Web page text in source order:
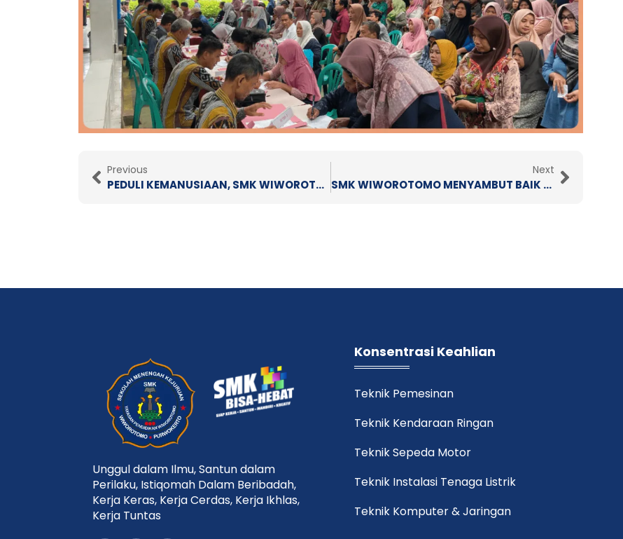
Prev
Previous
PEDULI KEMANUSIAAN, SMK WIWOROTOMO MENGADAKAN KEGIATAN DONOR DARAH
Next
SMK WIWOROTOMO MENYAMBUT BAIK PROGRAM MAKAN BERGIZI GRATIS
Unggul dalam Ilmu, Santun dalam
Perilaku, Istiqomah Dalam Beribadah,
Kerja Keras, Kerja Cerdas, Kerja Ikhlas,
Kerja Tuntas
Konsentrasi Keahlian
Teknik Pemesinan
Teknik Kendaraan Ringan
Teknik Sepeda Motor
Teknik Instalasi Tenaga Listrik
Teknik Komputer & Jaringan